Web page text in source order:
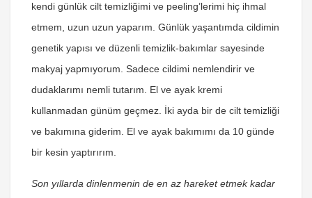
kendi günlük cilt temizliğimi ve peeling’lerimi hiç ihmal
etmem, uzun uzun yaparım. Günlük yaşantımda cildimin
genetik yapısı ve düzenli temizlik-bakımlar sayesinde
makyaj yapmıyorum. Sadece cildimi nemlendirir ve
dudaklarımı nemli tutarım. El ve ayak kremi
kullanmadan günüm geçmez. İki ayda bir de cilt temizliği
ve bakımına giderim. El ve ayak bakımımı da 10 günde
bir kesin yaptırırım.
Son yıllarda dinlenmenin de en az hareket etmek kadar